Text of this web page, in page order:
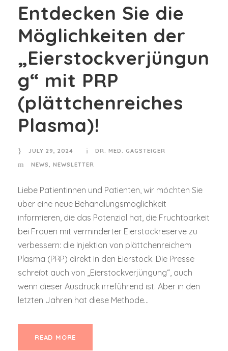
Entdecken Sie die
Möglichkeiten der
„Eierstockverjüngun
g“ mit PRP
(plättchenreiches
Plasma)!
JULY 29, 2024
DR. MED. GAGSTEIGER
NEWS
NEWSLETTER
Liebe Patientinnen und Patienten, wir möchten Sie
über eine neue Behandlungsmöglichkeit
informieren, die das Potenzial hat, die Fruchtbarkeit
bei Frauen mit verminderter Eierstockreserve zu
verbessern: die Injektion von plättchenreichem
Plasma (PRP) direkt in den Eierstock. Die Presse
schreibt auch von „Eierstockverjüngung“, auch
wenn dieser Ausdruck irreführend ist. Aber in den
letzten Jahren hat diese Methode...
READ MORE